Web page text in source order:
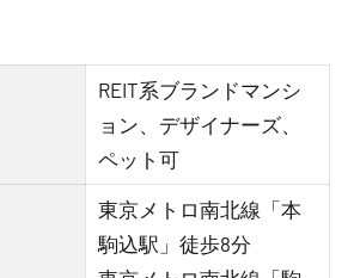
REIT系ブランドマンシ
ョン、デザイナーズ、
ペット可
東京メトロ南北線「本
駒込駅」徒歩8分